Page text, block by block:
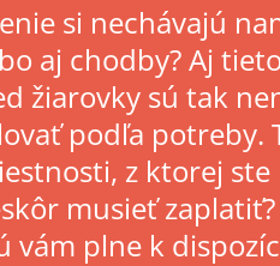
si nechávajú
aj chodby? Aj
žiarovky sú tak
podľa potreby.
z ktorej
musieť
vám plne k